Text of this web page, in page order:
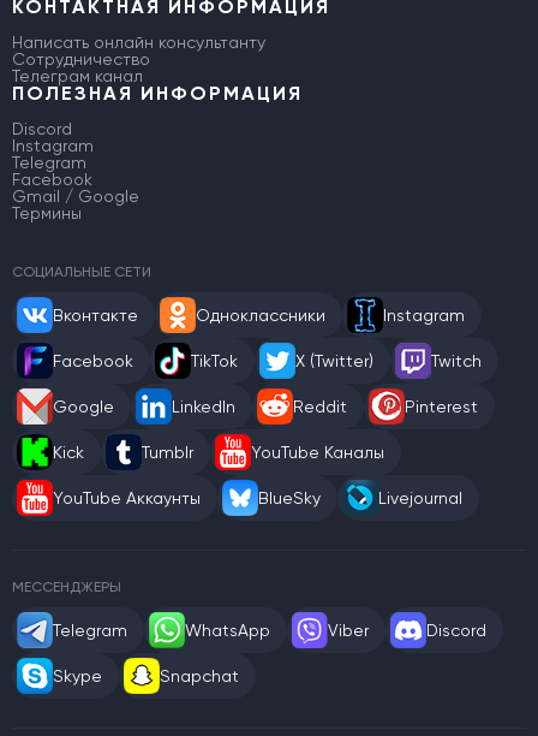
КОНТАКТНАЯ ИНФОРМАЦИЯ
Написать онлайн консультанту
Сотрудничество
Телеграм канал
ПОЛЕЗНАЯ ИНФОРМАЦИЯ
Discord
Instagram
Telegram
Facebook
Gmail / Google
Термины
СОЦИАЛЬНЫЕ СЕТИ
Вконтакте Одноклассники Instagram
Facebook TikTok X (Twitter) Twitch
Google LinkedIn Reddit Pinterest
Kick Tumblr YouTube Каналы
YouTube Аккаунты BlueSky Livejournal
МЕССЕНДЖЕРЫ
Telegram WhatsApp Viber Discord
Skype Snapchat